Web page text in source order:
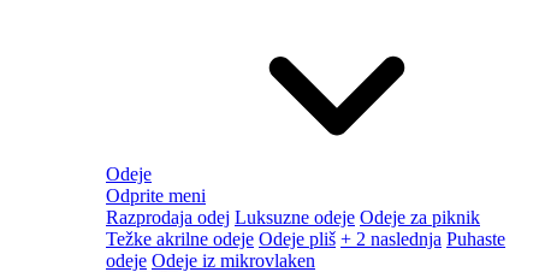
Odeje
Odprite meni
Razprodaja odej Luksuzne odeje Odeje za piknik
Težke akrilne odeje Odeje pliš + 2 naslednja Puhaste
odeje Odeje iz mikrovlaken